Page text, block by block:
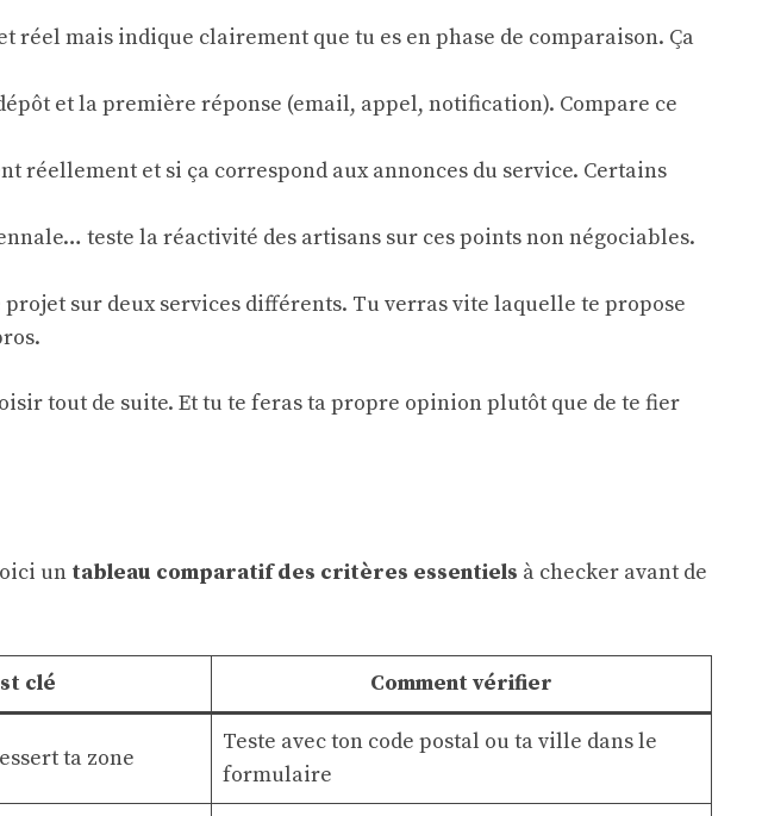
mais indique clairement que tu es en phase de comparaison. Ça
et la première réponse (email, appel, notification). Compare ce
réellement et si ça correspond aux annonces du service. Certains
teste la réactivité des artisans sur ces points non négociables.
projet sur deux services différents. Tu verras vite laquelle te propose
tout de suite. Et tu te feras ta propre opinion plutôt que de te fier
un tableau comparatif des critères essentiels à checker avant de
clé Comment vérifier
ta zone
Teste avec ton code postal ou ta ville dans le
formulaire